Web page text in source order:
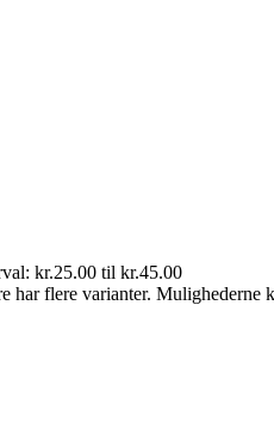
kr.25.00 til kr.45.00
har flere varianter. Mulighederne